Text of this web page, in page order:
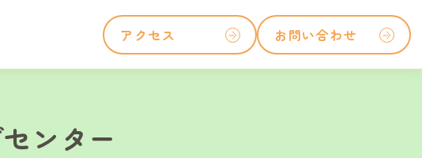
アクセス お問い合わせ
ンター